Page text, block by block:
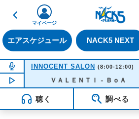
戻る
エアスケジュール NACK5 NEXT
マイページ
NOW ON AIR
INNOCENT SALON (8:00-12:00)
NOW PLAYING09:29
ＶＡＬＥＮＴＩ - ＢｏＡ
聴く 調べる